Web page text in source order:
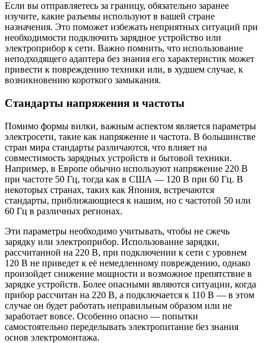
Если вы отправляетесь за границу, обязательно заранее
изучите, какие разъемы используют в вашей стране
назначения. Это поможет избежать неприятных ситуаций при
необходимости подключить зарядное устройство или
электроприбор к сети. Важно помнить, что использование
неподходящего адаптера без знания его характеристик может
привести к повреждению техники или, в худшем случае, к
возникновению короткого замыкания.
Стандарты напряжения и частоты
Помимо формы вилки, важным аспектом является параметры
электросети, такие как напряжение и частота. В большинстве
стран мира стандарты различаются, что влияет на
совместимость зарядных устройств и бытовой техники.
Например, в Европе обычно используют напряжение 220 В
при частоте 50 Гц, тогда как в США — 120 В при 60 Гц. В
некоторых странах, таких как Япония, встречаются
стандарты, приближающиеся к нашим, но с частотой 50 или
60 Гц в различных регионах.
Эти параметры необходимо учитывать, чтобы не сжечь
зарядку или электроприбор. Использование зарядки,
рассчитанной на 220 В, при подключении к сети с уровнем
120 В не приведет к её немедленному повреждению, однако
произойдет снижение мощности и возможное препятствие в
зарядке устройств. Более опасными являются ситуации, когда
прибор рассчитан на 220 В, а подключается к 110 В — в этом
случае он будет работать неправильным образом или не
заработает вовсе. Особенно опасно — попытки
самостоятельно переделывать электропитание без знания
основ электромонтажа.